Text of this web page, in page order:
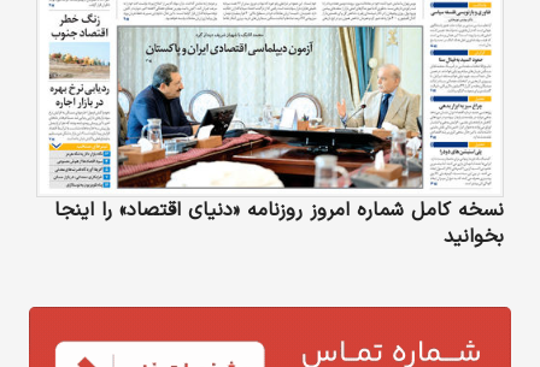
نسخه کامل شماره امروز روزنامه «دنیای‌ اقتصاد» را اینجا
بخوانید